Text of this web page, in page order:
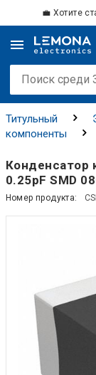
💼 Хотите
Титульный
компоненты
Конденсатор
0.25pF SMD
Номер продукта: